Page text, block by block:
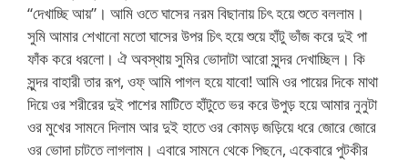
“দেখাচ্ছি আয়”। আমি ওতে ঘাসের নরম বিছানায় চিৎ হয়ে শুতে বললাম।
সুমি আমার শেখানো মতো ঘাসের উপর চিৎ হয়ে শুয়ে হাঁটু ভাঁজ করে দুই পা
ফাঁক করে ধরলো। ঐ অবস্থায় সুমির ভোদাটা আরো সুন্দর দেখাচ্ছিল। কি
সুন্দর বাহারী তার রূপ, ওফ্ আমি পাগল হয়ে যাবো! আমি ওর পায়ের দিকে মাথা
দিয়ে ওর শরীরের দুই পাশের মাটিতে হাঁটুতে ভর করে উপুড় হয়ে আমার নুনুটা
ওর মুখের সামনে দিলাম আর দুই হাতে ওর কোমড় জড়িয়ে ধরে জোরে জোরে
ওর ভোদা চাটতে লাগলাম। এবারে সামনে থেকে পিছনে, একেবারে পুটকীর